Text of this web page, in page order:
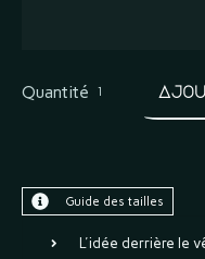
Quantité
Guide des tailles
L'idée derrière le